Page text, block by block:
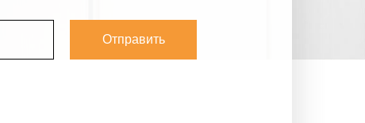
Отправить